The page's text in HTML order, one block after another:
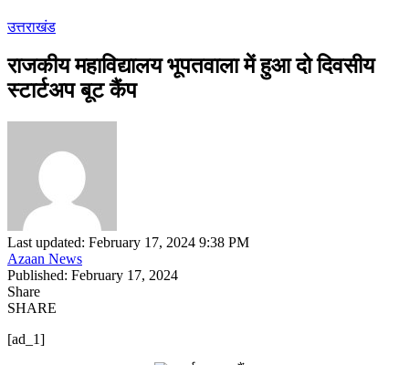
उत्तराखंड
राजकीय महाविद्यालय भूपतवाला में हुआ दो दिवसीय
स्टार्टअप बूट कैंप
Last updated: February 17, 2024 9:38 PM
Azaan News
Published: February 17, 2024
Share
SHARE
[ad_1]